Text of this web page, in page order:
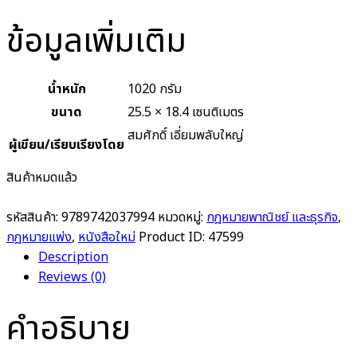
ข้อมูลเพิ่มเติม
น้ำหนัก
1020 กรัม
ขนาด
25.5 × 18.4 เซนติเมตร
ผู้เขียน/เรียบเรียงโดย สมศักดิ์ เอี่ยมพลับใหญ่
สินค้าหมดแล้ว
รหัสสินค้า: 9789742037994 หมวดหมู่: กฎหมายพาณิชย์ และธุรกิจ,
กฎหมายแพ่ง, หนังสือใหม่ Product ID: 47599
Description
Reviews (0)
คำอธิบาย